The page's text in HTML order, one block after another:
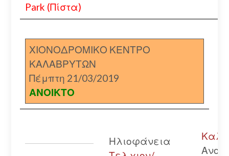
Park (Πίστα)
ΧΙΟΝΟΔΡΟΜΙΚΟ ΚΕΝΤΡΟ
ΚΑΛΑΒΡΥΤΩΝ
Πέμπτη 21/03/2019
ΑΝΟΙΚΤΟ
Ηλιοφάνεια